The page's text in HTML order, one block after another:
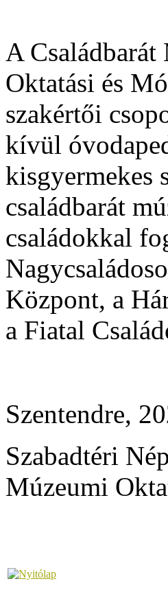
A
Oktatási és
szakértői
kívül
kisgyermekes
családbarát
családokkal
Központ, a
a Fiatal
Szabadtéri
Múzeumi